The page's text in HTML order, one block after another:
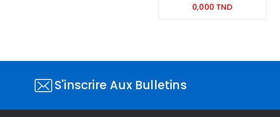
0,000 TNDPrix
S'inscrire Aux Bulletins